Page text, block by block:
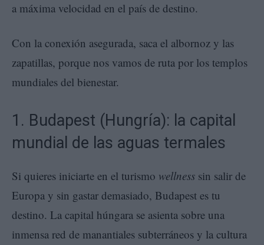
a máxima velocidad en el país de destino.
Con la conexión asegurada, saca el albornoz y las
zapatillas, porque nos vamos de ruta por los templos
mundiales del bienestar.
1. Budapest (Hungría): la capital
mundial de las aguas termales
Si quieres iniciarte en el turismo wellness sin salir de
Europa y sin gastar demasiado, Budapest es tu
destino. La capital húngara se asienta sobre una
inmensa red de manantiales subterráneos y la cultura